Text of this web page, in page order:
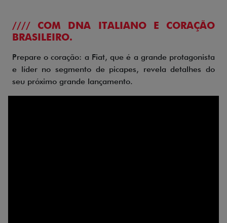
//// COM DNA ITALIANO E CORAÇÃO
BRASILEIRO.
Prepare o coração: a Fiat, que é a grande protagonista
e líder no segmento de picapes, revela detalhes do
seu próximo grande lançamento.